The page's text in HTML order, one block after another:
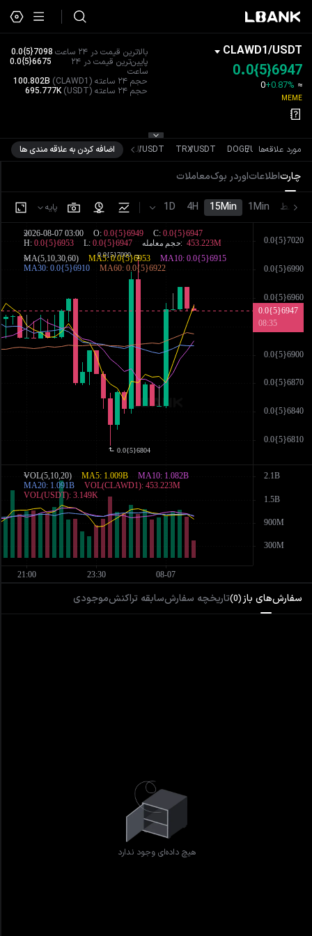
CLAWD1/USDT
0.0{5}6947
≈
0+0.87%
MEME
بالاترین قیمت در ۲۴ ساعت 0.0{5}7098
پایین‌ترین قیمت در ۲۴
ساعت
0.0{5}6675
حجم ۲۴ ساعته
(CLAWD1)
100.802B
حجم ۲۴ ساعته (USDT)
695.777K
مورد علاقه‌ها
XRP/
DOGE/USDT
TRX/USDT
SUI/USDT اضافه کردن به علاقه مندی ها
چارتاطلاعاتاوردر بوکمعاملات
خط 1Min
15Min
4H
1D پایه
سفارش‌های باز (
0
)تاریخچه سفارشسابقه تراکنشموجودی
هیچ داده‌ای وجود ندارد